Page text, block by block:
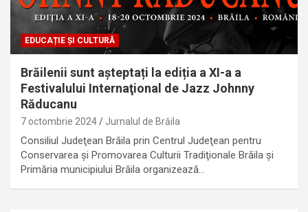
EDUCAȚIE ȘI CULTURĂ
Brăilenii sunt așteptați la ediția a XI-a a
Festivalului Internaţional de Jazz Johnny
Răducanu
7 octombrie 2024 Jurnalul de Brăila
Consiliul Judeţean Brăila prin Centrul Judeţean pentru
Conservarea şi Promovarea Culturii Tradiţionale Brăila și
Primăria municipiului Brăila organizează…